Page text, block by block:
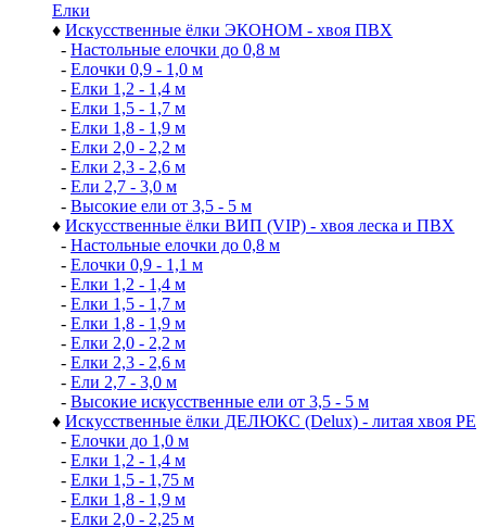
Елки
♦ Искусственные ёлки ЭКОНОМ - хвоя ПВХ
- Настольные елочки до 0,8 м
- Елочки 0,9 - 1,0 м
- Елки 1,2 - 1,4 м
- Елки 1,5 - 1,7 м
- Елки 1,8 - 1,9 м
- Елки 2,0 - 2,2 м
- Елки 2,3 - 2,6 м
- Ели 2,7 - 3,0 м
- Высокие ели от 3,5 - 5 м
♦ Искусственные ёлки ВИП (VIP) - хвоя леска и ПВХ
- Настольные елочки до 0,8 м
- Елочки 0,9 - 1,1 м
- Елки 1,2 - 1,4 м
- Елки 1,5 - 1,7 м
- Елки 1,8 - 1,9 м
- Елки 2,0 - 2,2 м
- Елки 2,3 - 2,6 м
- Ели 2,7 - 3,0 м
- Высокие искусственные ели от 3,5 - 5 м
♦ Искусственные ёлки ДЕЛЮКС (Delux) - литая хвоя РЕ
- Елочки до 1,0 м
- Елки 1,2 - 1,4 м
- Елки 1,5 - 1,75 м
- Елки 1,8 - 1,9 м
- Елки 2,0 - 2,25 м